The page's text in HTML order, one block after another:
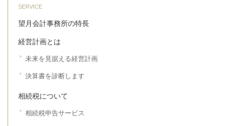
SERVICE
望月会計事務所の特長
経営計画とは
未来を見据える経営計画
決算書を診断します
相続税について
相続税申告サービス